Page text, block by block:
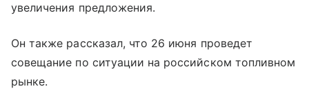
увеличения предложения.
Он также рассказал, что 26 июня проведет
совещание по ситуации на российском топливном
рынке.